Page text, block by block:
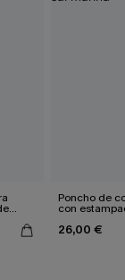
Poncho de
con
26,00 €